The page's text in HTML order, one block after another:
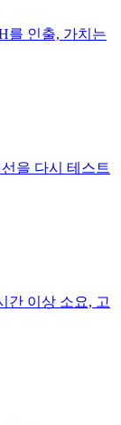
를 인출, 가치는
을 다시 테스트
간 이상 소요, 고